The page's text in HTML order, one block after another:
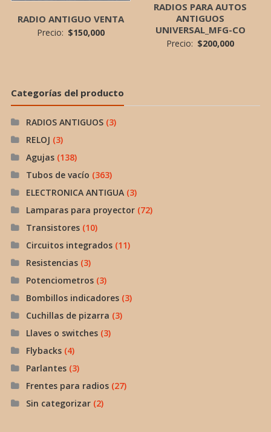
RADIO ANTIGUO VENTA
Precio: $150,000
RADIOS PARA AUTOS
ANTIGUOS
UNIVERSAL_MFG-CO
Precio: $200,000
Categorías del producto
RADIOS ANTIGUOS (3)
RELOJ (3)
Agujas (138)
Tubos de vacío (363)
ELECTRONICA ANTIGUA (3)
Lamparas para proyector (72)
Transistores (10)
Circuitos integrados (11)
Resistencias (3)
Potenciometros (3)
Bombillos indicadores (3)
Cuchillas de pizarra (3)
Llaves o switches (3)
Flybacks (4)
Parlantes (3)
Frentes para radios (27)
Sin categorizar (2)